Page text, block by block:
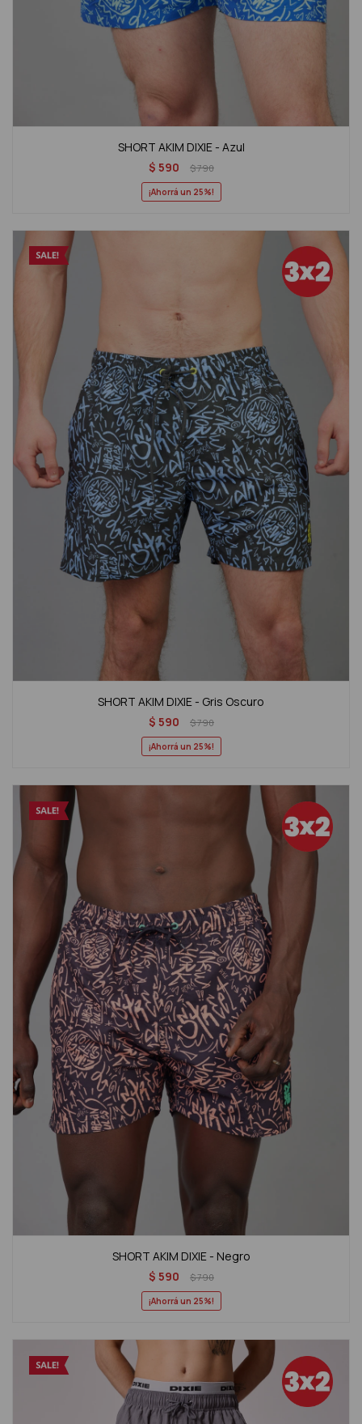
SHORT AKIM DIXIE - Azul
$ 590 $790
25
SHORT AKIM DIXIE - Gris Oscuro
$ 590 $790
25
SHORT AKIM DIXIE - Negro
$ 590 $790
25